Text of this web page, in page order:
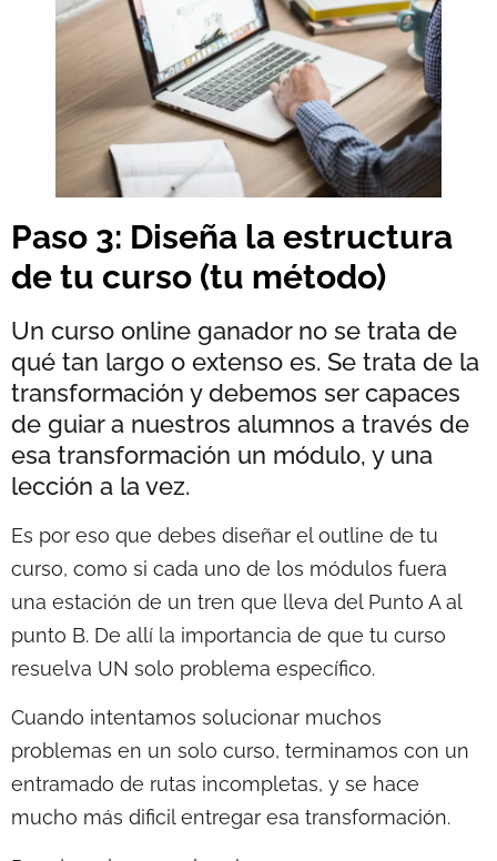
Paso 3: Diseña la estructura
de tu curso (tu método)
Un curso online ganador no se trata de
qué tan largo o extenso es. Se trata de la
transformación y debemos ser capaces
de guiar a nuestros alumnos a través de
esa transformación un módulo, y una
lección a la vez.
Es por eso que debes diseñar el outline de tu
curso, como si cada uno de los módulos fuera
una estación de un tren que lleva del Punto A al
punto B. De allí la importancia de que tu curso
resuelva UN solo problema específico.
Cuando intentamos solucionar muchos
problemas en un solo curso, terminamos con un
entramado de rutas incompletas, y se hace
mucho más dificil entregar esa transformación.